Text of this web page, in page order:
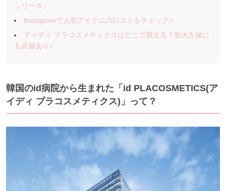
シリーズ」
Instagramで人気アイテムの口コミをチェック♪
アイディ プラコスメティクスはどこで買える？新大久保に
も店舗あり♪
韓国のid病院から生まれた「id PLACOSMETICS(ア
イディ プラコスメティクス)」って？